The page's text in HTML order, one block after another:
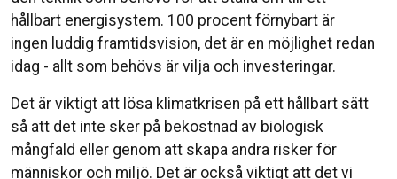
hållbart energisystem. 100 procent förnybart är
ingen luddig framtidsvision, det är en möjlighet redan
idag - allt som behövs är vilja och investeringar.
Det är viktigt att lösa klimatkrisen på ett hållbart sätt
så att det inte sker på bekostnad av biologisk
mångfald eller genom att skapa andra risker för
människor och miljö. Det är också viktigt att det vi